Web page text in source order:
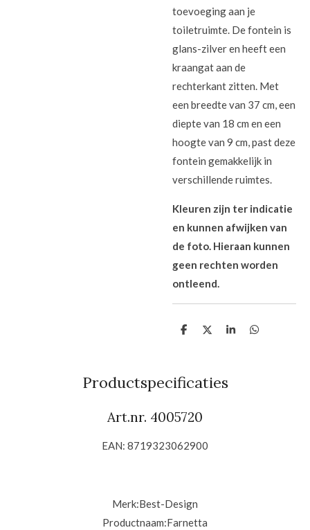
toevoeging aan je
toiletruimte. De fontein is
glans-zilver en heeft een
kraangat aan de
rechterkant zitten. Met
een breedte van 37 cm, een
diepte van 18 cm en een
hoogte van 9 cm, past deze
fontein gemakkelijk in
verschillende ruimtes.
Kleuren zijn ter indicatie
en kunnen afwijken van
de foto. Hieraan kunnen
geen rechten worden
ontleend.
D
n
D
S
D
Productspecificaties
Art.nr. 4005720
EAN: 8719323062900
Merk:Best-Design
Productnaam:Farnetta